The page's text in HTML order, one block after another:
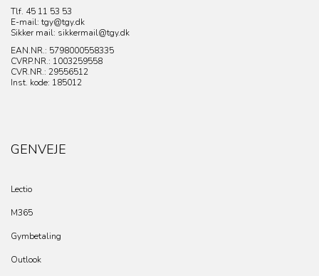
Tlf. 45 11 53 53
E-mail: tgy@tgy.dk
Sikker mail: sikkermail@tgy.dk
EAN.NR.: 5798000558335
CVRP.NR.: 1003259558
CVR.NR.: 29556512
Inst. kode: 185012
GENVEJE
Lectio
M365
Gymbetaling
Outlook